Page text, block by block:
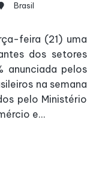
Brasil
feira (21) uma
dos setores
anunciada pelos
na semana
pelo Ministério
e...